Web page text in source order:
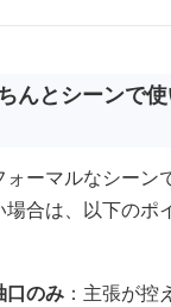
んとシーンで
ーマルなシーン
場合は、以下のポ
口のみ ：主張が